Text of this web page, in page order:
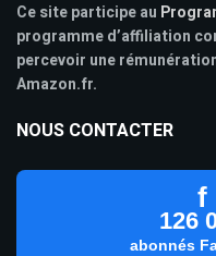
Ce site participe au
programme d’affiliation
percevoir une
Amazon.fr.
NOUS CONTACTER
f
126
abonnés